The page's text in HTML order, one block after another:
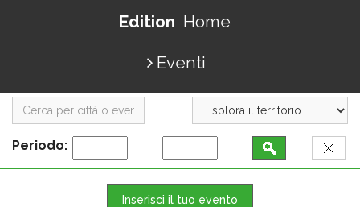
Edition Home
Eventi
Periodo:
Inserisci il tuo evento